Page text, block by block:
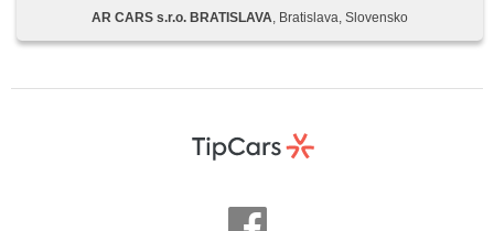
Antriebsschlupfregelung (ASR), Brems-Assistent, Antrieb
4x4, Automatikgetriebe, asistent jízdy v jízdním pruhu, Uhr
AR CARS s.r.o. BRATISLAVA , Bratislava, Slovensko